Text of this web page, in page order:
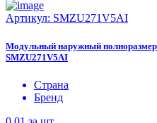
Артикул: SMZU271V5AI
Модульный наружный
SMZU271V5AI
Страна
Бренд